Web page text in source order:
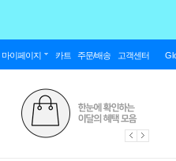
마이페이지 카트 주문/배송 고객센터